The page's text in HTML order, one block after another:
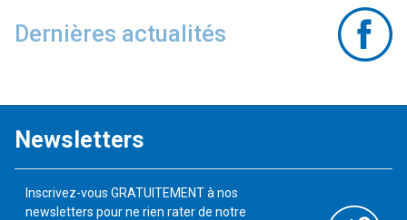
Dernières actualités
Newsletters
Inscrivez-vous GRATUITEMENT à nos
newsletters pour ne rien rater de notre